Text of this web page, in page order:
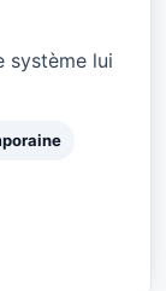
système lui